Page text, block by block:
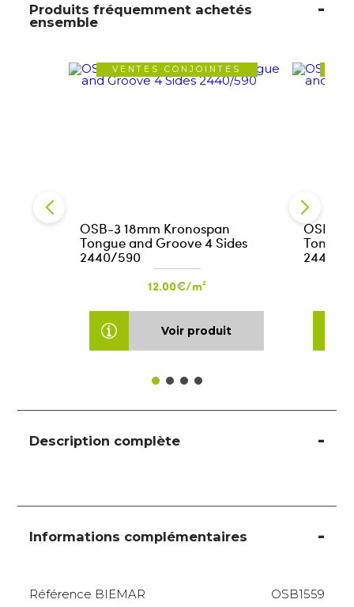
Produits fréquemment achetés
ensemble
VENTES CONJOINTES
OSB-3 18mm Kronospan
Tongue and Groove 4 Sides
2440/590
12.00€/m²
Voir produit
OSB-3
Tongue
2440/
Description complète
Informations complémentaires
Référence BIEMAR OSB1559